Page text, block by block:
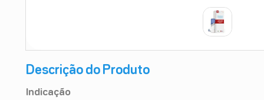
Descrição do Produto
Indicação